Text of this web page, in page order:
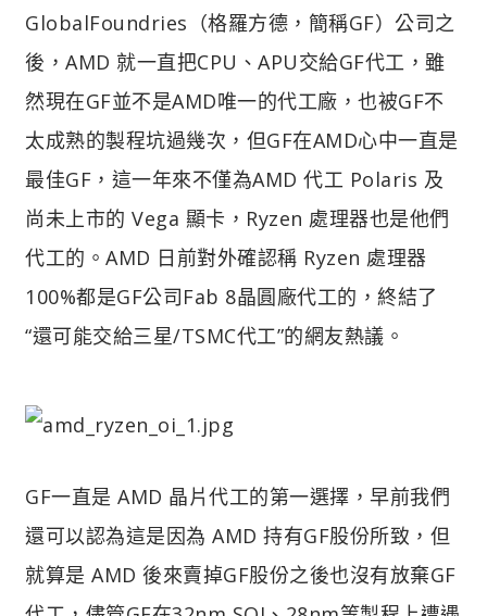
GlobalFoundries（格羅方德，簡稱GF）公司之
後，AMD 就一直把CPU、APU交給GF代工，雖
然現在GF並不是AMD唯一的代工廠，也被GF不
太成熟的製程坑過幾次，但GF在AMD心中一直是
最佳GF，這一年來不僅為AMD 代工 Polaris 及
尚未上市的 Vega 顯卡，Ryzen 處理器也是他們
代工的。AMD 日前對外確認稱 Ryzen 處理器
100%都是GF公司Fab 8晶圓廠代工的，終結了
“還可能交給三星/TSMC代工”的網友熱議。
GF一直是 AMD 晶片代工的第一選擇，早前我們
還可以認為這是因為 AMD 持有GF股份所致，但
就算是 AMD 後來賣掉GF股份之後也沒有放棄GF